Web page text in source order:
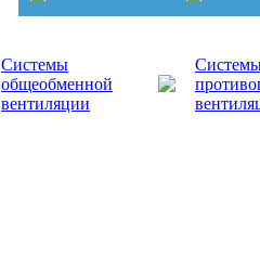
Системы
общеобменной
вентиляции